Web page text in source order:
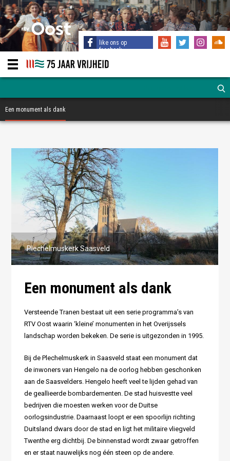
like ons op
facebook
Een monument als dank
Plechelmuskerk Saasveld
Een monument als dank
Versteende Tranen bestaat uit een serie programma’s van
RTV Oost waarin ‘kleine’ monumenten in het Overijssels
landschap worden bekeken. De serie is uitgezonden in 1995.
Bij de Plechelmuskerk in Saasveld staat een monument dat
de inwoners van Hengelo na de oorlog hebben geschonken
aan de Saasvelders. Hengelo heeft veel te lijden gehad van
de geallieerde bombardementen. De stad huisvestte veel
bedrijven die moesten werken voor de Duitse
oorlogsindustrie. Daarnaast loopt er een spoorlijn richting
Duitsland dwars door de stad en ligt het militaire vliegveld
Twenthe erg dichtbij. De binnenstad wordt zwaar getroffen
en er staat nauwelijks nog één steen op de andere.